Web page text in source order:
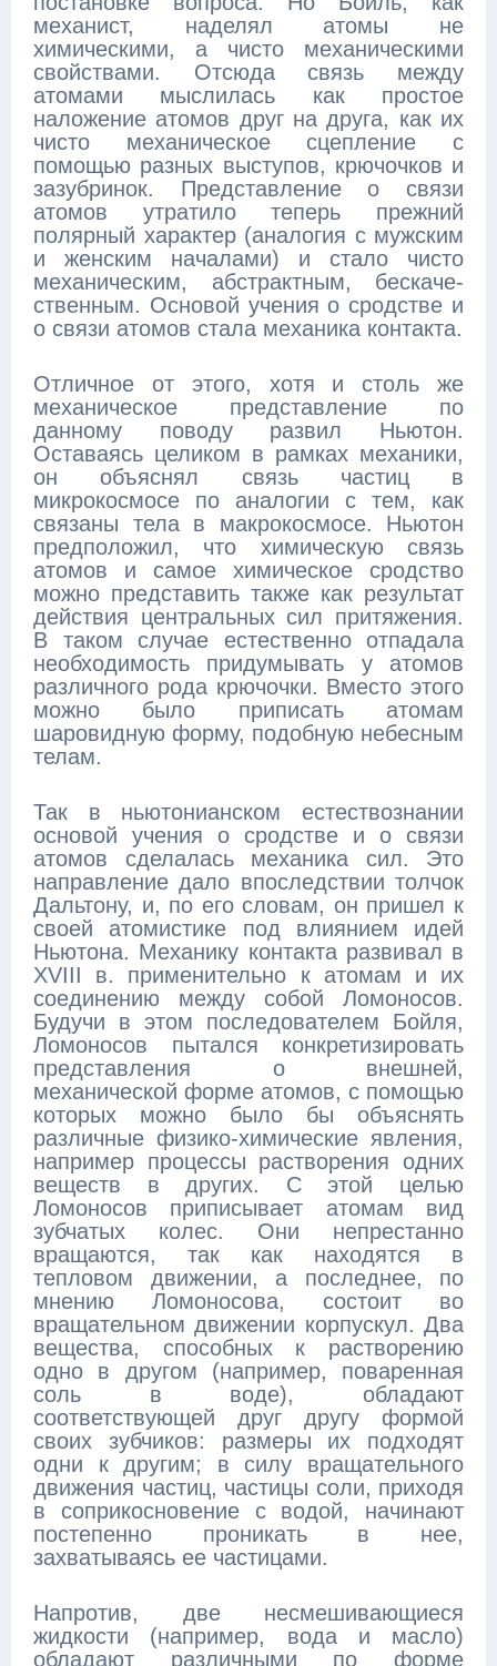
механист, наделял атомы не
химическими, а чисто механическими
свойствами. Отсюда связь между
атомами мыслилась как простое
наложение атомов друг на друга, как их
чисто механическое сцепление с
помощью разных выступов, крючочков и
зазубринок. Представление о связи
атомов утратило теперь прежний
полярный характер (аналогия с мужским
и женским началами) и стало чисто
механическим, абстрактным, бескаче-
ственным. Основой учения о сродстве и
о связи атомов стала механика контакта.
Отличное от этого, хотя и столь же
механическое представление по
данному поводу развил Ньютон.
Оставаясь целиком в рамках механики,
он объяснял связь частиц в
микрокосмосе по аналогии с тем, как
связаны тела в макрокосмосе. Ньютон
предположил, что химическую связь
атомов и самое химическое сродство
можно представить также как результат
действия центральных сил притяжения.
В таком случае естественно отпадала
необходимость придумывать у атомов
различного рода крючочки. Вместо этого
можно было приписать атомам
шаровидную форму, подобную небесным
телам.
Так в ньютонианском естествознании
основой учения о сродстве и о связи
атомов сделалась механика сил. Это
направление дало впоследствии толчок
Дальтону, и, по его словам, он пришел к
своей атомистике под влиянием идей
Ньютона. Механику контакта развивал в
XVIII в. применительно к атомам и их
соединению между собой Ломоносов.
Будучи в этом последователем Бойля,
Ломоносов пытался конкретизировать
представления о внешней,
механической форме атомов, с помощью
которых можно было бы объяснять
различные физико-химические явления,
например процессы растворения одних
веществ в других. С этой целью
Ломоносов приписывает атомам вид
зубчатых колес. Они непрестанно
вращаются, так как находятся в
тепловом движении, а последнее, по
мнению Ломоносова, состоит во
вращательном движении корпускул. Два
вещества, способных к растворению
одно в другом (например, поваренная
соль в воде), обладают
соответствующей друг другу формой
своих зубчиков: размеры их подходят
одни к другим; в силу вращательного
движения частиц, частицы соли, приходя
в соприкосновение с водой, начинают
постепенно проникать в нее,
захватываясь ее частицами.
Напротив, две несмешивающиеся
жидкости (например, вода и масло)
обладают различными по форме